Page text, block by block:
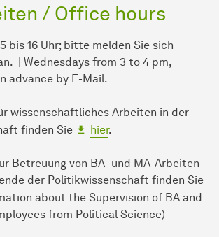
/ Office hours
bis 16 Uhr; bitte melden Sie sich
| Wednesdays from 3 to 4 pm,
advance by E-Mail.
wissenschaftliches Arbeiten in der
finden Sie
hier.
Betreuung von BA- und MA-Arbeiten
der Politikwissenschaft finden Sie
about the Supervision of BA and
from Political Science)